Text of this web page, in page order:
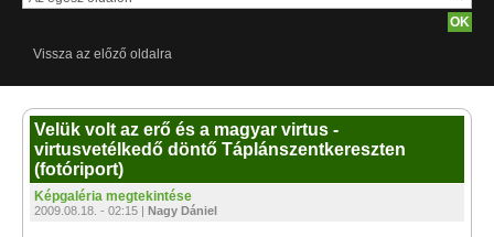
Vissza az előző oldalra
Velük volt az erő és a magyar virtus -
virtusvetélkedő döntő Táplánszentkereszten
(fotóriport)
Képgaléria megtekintése
2009.08.18. - 02:15 | Nagy Dániel